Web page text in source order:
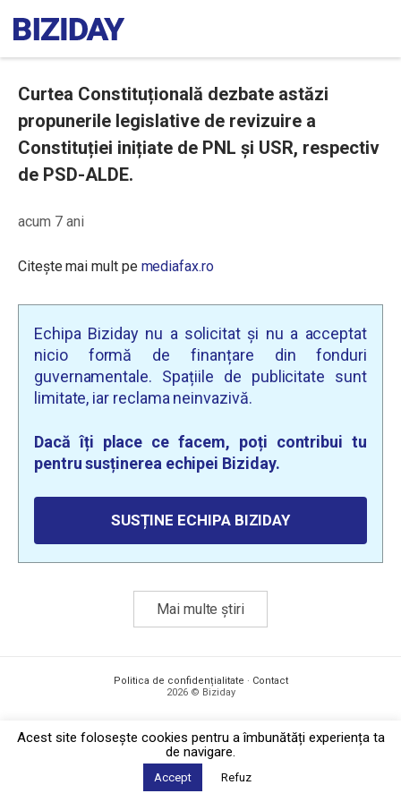
Curtea Constituțională dezbate astăzi
propunerile legislative de revizuire a
Constituției inițiate de PNL și USR, respectiv
de PSD-ALDE.
acum 7 ani
Citește mai mult pe mediafax.ro
Echipa Biziday nu a solicitat și nu a acceptat
nicio formă de finanțare din fonduri
guvernamentale. Spațiile de publicitate sunt
limitate, iar reclama neinvazivă.
Dacă îți place ce facem, poți contribui tu
pentru susținerea echipei Biziday.
SUSȚINE ECHIPA BIZIDAY
Mai multe știri
Politica de confidențialitate · Contact
2026 © Biziday
Acest site foloseşte cookies pentru a îmbunătăți experiența ta
de navigare.
Accept Refuz